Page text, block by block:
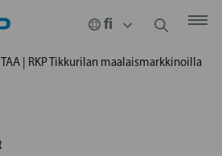
| RKP Tikkurilan maalaismarkkinoilla